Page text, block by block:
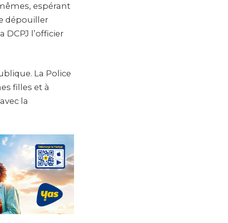
espérant
dépouiller
l’officier
La Police
filles et à
la